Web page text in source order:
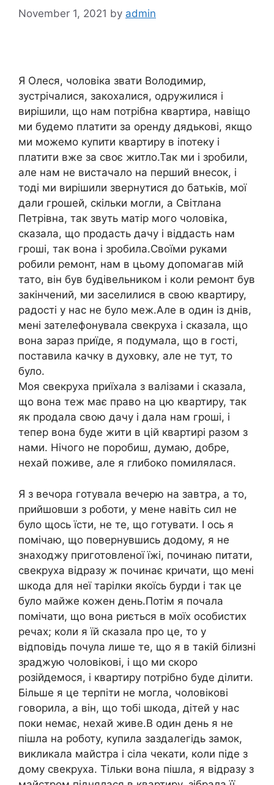
November 1, 2021 by admin
Я Олеся, чоловіка звати Володимир,
зустрічалися, закохалися, одружилися і
вирішили, що нам потрібна квартира, навіщо
ми будемо платити за оренду дядькові, якщо
ми можемо купити квартиру в іпотеку і
платити вже за своє житло.Так ми і зробили,
але нам не вистачало на перший внесок, і
тоді ми вирішили звернутися до батьків, мої
дали грошей, скільки могли, а Світлана
Петрівна, так звуть матір мого чоловіка,
сказала, що продасть дачу і віддасть нам
гроші, так вона і зробила.Своїми руками
робили ремонт, нам в цьому допомагав мій
тато, він був будівельником і коли ремонт був
закінчений, ми заселилися в свою квартиру,
радості у нас не було меж.Але в один із днів,
мені зателефонувала свекруха і сказала, що
вона зараз приїде, я подумала, що в гості,
поставила качку в духовку, але не тут, то
було.
Моя свекруха приїхала з валізами і сказала,
що вона теж має право на цю квартиру, так
як продала свою дачу і дала нам гроші, і
тепер вона буде жити в цій квартирі разом з
нами. Нічого не поробиш, думаю, добре,
нехай поживе, але я глибоко помилялася.
Я з вечора готувала вечерю на завтра, а то,
прийшовши з роботи, у мене навіть сил не
було щось їсти, не те, що готувати. І ось я
помічаю, що повернувшись додому, я не
знаходжу приготовленої їжі, починаю питати,
свекруха відразу ж починає кричати, що мені
шкода для неї тарілки якоїсь бурди і так це
було майже кожен день.Потім я почала
помічати, що вона риється в моїх особистих
речах; коли я їй сказала про це, то у
відповідь почула лише те, що я в такій білизні
зраджую чоловікові, і що ми скоро
розійдемося, і квартиру потрібно буде ділити.
Більше я це терпіти не могла, чоловікові
говорила, а він, що тобі шкода, дітей у нас
поки немає, нехай живе.В один день я не
пішла на роботу, купила заздалегідь замок,
викликала майстра і сіла чекати, коли піде з
дому свекруха. Тільки вона пішла, я відразу з